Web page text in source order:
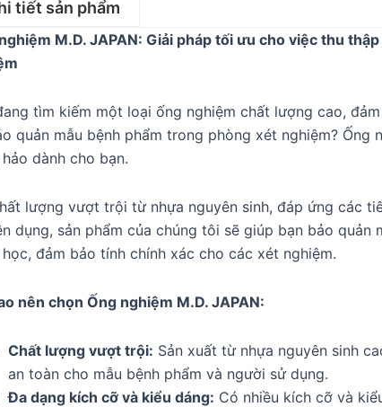
tiết sản phẩm
M.D. JAPAN: Giải pháp tối ưu cho việc thu
tìm kiếm một loại ống nghiệm chất lượng cao,
quản mẫu bệnh phẩm trong phòng xét nghiệm? Ống
dành cho bạn.
lượng vượt trội từ nhựa nguyên sinh, đáp ứng các
dụng, sản phẩm của chúng tôi sẽ giúp bạn bảo quản
đảm bảo tính chính xác cho các xét nghiệm.
nên chọn Ống nghiệm M.D. JAPAN:
Chất lượng vượt trội: Sản xuất từ nhựa nguyên sinh
an toàn cho mẫu bệnh phẩm và người sử dụng.
Đa dạng kích cỡ và kiểu dáng: Có nhiều kích cỡ và